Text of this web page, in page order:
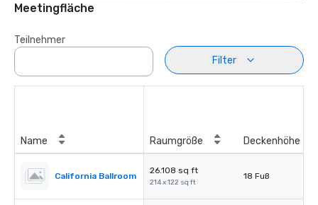
Meetingfläche
Teilnehmer
Filter
Name Raumgröße Deckenhöhe
California Ballroom
26.108 sq ft
214 x 122 sq ft
18 Fuß